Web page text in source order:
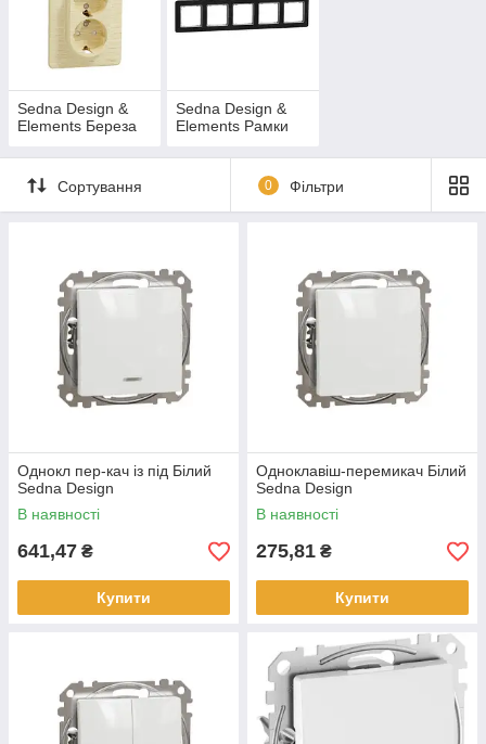
Sedna Design &
Elements Береза
Sedna Design &
Elements Рамки
Сортування 0 Фільтри
Однокл пер-кач із під Білий
Sedna Design
В наявності
641,47 ₴
Купити
Одноклавіш-перемикач Білий
Sedna Design
В наявності
275,81 ₴
Купити